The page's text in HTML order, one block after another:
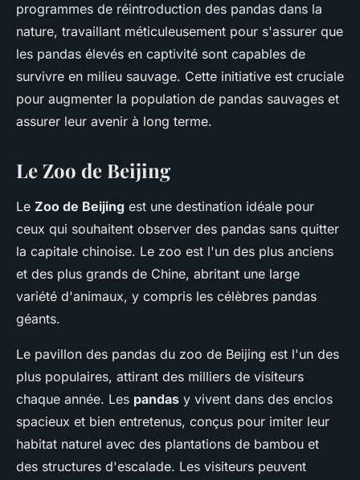
programmes de réintroduction des pandas dans la
nature, travaillant méticuleusement pour s'assurer que
les pandas élevés en captivité sont capables de
survivre en milieu sauvage. Cette initiative est cruciale
pour augmenter la population de pandas sauvages et
assurer leur avenir à long terme.
Le Zoo de Beijing
Le Zoo de Beijing est une destination idéale pour
ceux qui souhaitent observer des pandas sans quitter
la capitale chinoise. Le zoo est l'un des plus anciens
et des plus grands de Chine, abritant une large
variété d'animaux, y compris les célèbres pandas
géants.
Le pavillon des pandas du zoo de Beijing est l'un des
plus populaires, attirant des milliers de visiteurs
chaque année. Les pandas y vivent dans des enclos
spacieux et bien entretenus, conçus pour imiter leur
habitat naturel avec des plantations de bambou et
des structures d'escalade. Les visiteurs peuvent